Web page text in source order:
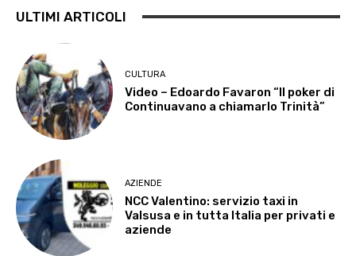
ULTIMI ARTICOLI
CULTURA
Video – Edoardo Favaron “Il poker di
Continuavano a chiamarlo Trinità”
AZIENDE
NCC Valentino: servizio taxi in
Valsusa e in tutta Italia per privati e
aziende